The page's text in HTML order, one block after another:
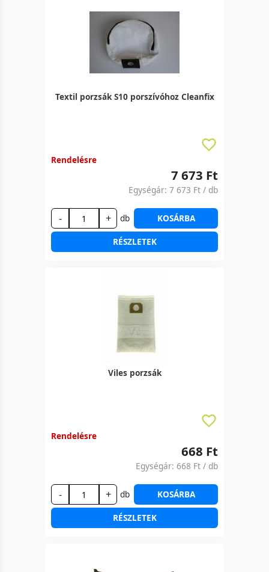
Textil porzsák S10 porszívóhoz Cleanfix
Rendelésre
7 673 Ft
Egységár: 7 673 Ft / db
- + db KOSÁRBA
RÉSZLETEK
Viles porzsák
Rendelésre
668 Ft
Egységár: 668 Ft / db
- + db KOSÁRBA
RÉSZLETEK